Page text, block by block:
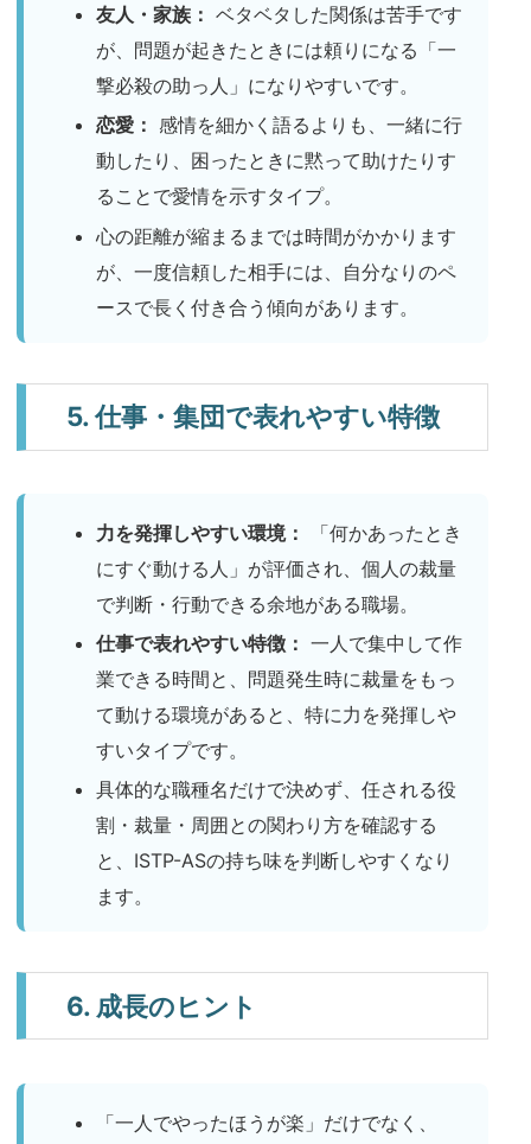
友人・家族： ベタベタした関係は苦手です
が、問題が起きたときには頼りになる「一
撃必殺の助っ人」になりやすいです。
恋愛： 感情を細かく語るよりも、一緒に行
動したり、困ったときに黙って助けたりす
ることで愛情を示すタイプ。
心の距離が縮まるまでは時間がかかります
が、一度信頼した相手には、自分なりのペ
ースで長く付き合う傾向があります。
5. 仕事・集団で表れやすい特徴
力を発揮しやすい環境：
「何かあったとき
にすぐ動ける人」が評価され、個人の裁量
で判断・行動できる余地がある職場。
仕事で表れやすい特徴： 一人で集中して作
業できる時間と、問題発生時に裁量をもっ
て動ける環境があると、特に力を発揮しや
すいタイプです。
具体的な職種名だけで決めず、任される役
割・裁量・周囲との関わり方を確認する
と、ISTP-ASの持ち味を判断しやすくなり
ます。
6. 成長のヒント
「一人でやったほうが楽」だけでなく、